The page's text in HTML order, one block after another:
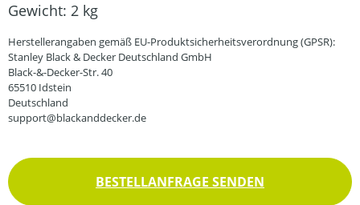
Gewicht: 2 kg
Herstellerangaben gemäß EU-Produktsicherheitsverordnung (GPSR):
Stanley Black & Decker Deutschland GmbH
Black-&-Decker-Str. 40
65510 Idstein
Deutschland
support@blackanddecker.de
BESTELLANFRAGE SENDEN